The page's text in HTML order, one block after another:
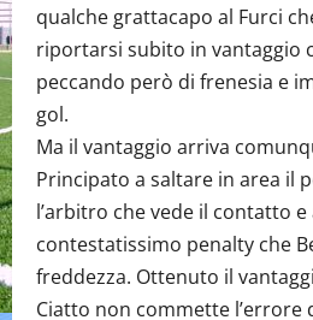
qualche grattacapo al Furci
riportarsi subito in vantaggio
peccando però di frenesia e
gol.
Ma il vantaggio arriva
Principato a saltare in area il
l’arbitro che vede il contatto e
contestatissimo penalty che
freddezza. Ottenuto il
Ciatto non commette l’errore